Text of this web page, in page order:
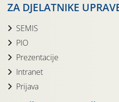
ZA DJELATNIKE
SEMIS
PIO
Prezentacije
Intranet
Prijava